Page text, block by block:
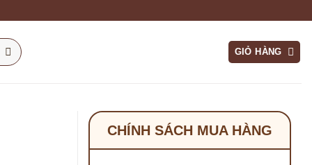
GIỎ HÀNG
CHÍNH SÁCH MUA HÀNG